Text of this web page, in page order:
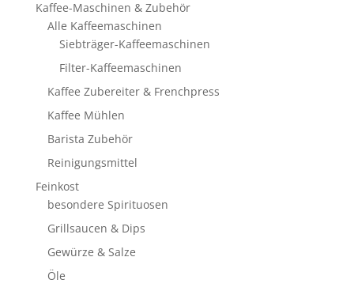
Kaffee-Maschinen & Zubehör
Alle Kaffeemaschinen
Siebträger-Kaffeemaschinen
Filter-Kaffeemaschinen
Kaffee Zubereiter & Frenchpress
Kaffee Mühlen
Barista Zubehör
Reinigungsmittel
Feinkost
besondere Spirituosen
Grillsaucen & Dips
Gewürze & Salze
Öle